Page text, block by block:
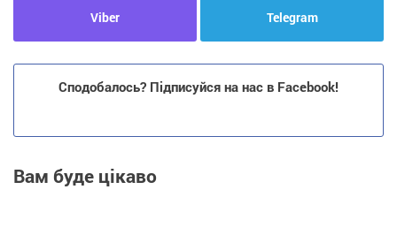
Viber Telegram
Сподобалось? Підписуйся на нас в Facebook!
Вам буде цікаво